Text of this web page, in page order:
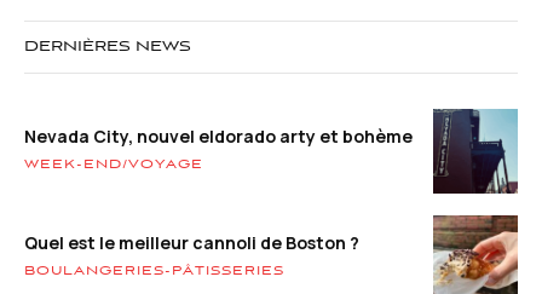
DERNIÈRES NEWS
Nevada City, nouvel eldorado arty et bohème
WEEK-END/VOYAGE
Quel est le meilleur cannoli de Boston ?
BOULANGERIES-PÂTISSERIES